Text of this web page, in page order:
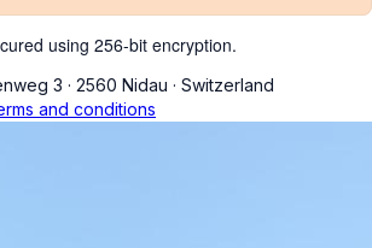
using 256-bit encryption.
3 · 2560 Nidau · Switzerland
and conditions